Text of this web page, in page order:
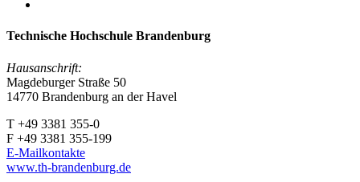
Technische Hochschule Brandenburg
Hausanschrift:
Magdeburger Straße 50
14770 Brandenburg an der Havel
T +49 3381 355-0
F +49 3381 355-199
E-Mailkontakte
www.th-brandenburg.de